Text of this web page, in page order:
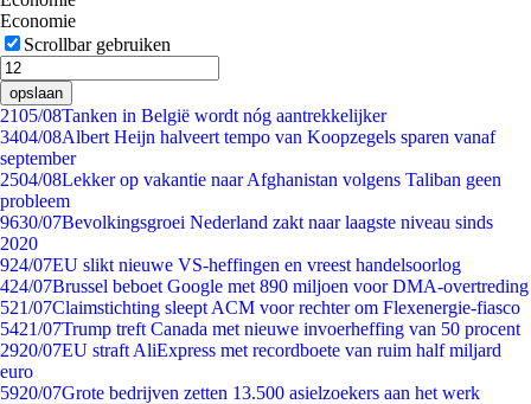
Economie
Scrollbar gebruiken
opslaan
2105/08Tanken in België wordt nóg aantrekkelijker
3404/08Albert Heijn halveert tempo van Koopzegels sparen vanaf
september
2504/08Lekker op vakantie naar Afghanistan volgens Taliban geen
probleem
9630/07Bevolkingsgroei Nederland zakt naar laagste niveau sinds
2020
924/07EU slikt nieuwe VS-heffingen en vreest handelsoorlog
424/07Brussel beboet Google met 890 miljoen voor DMA-overtreding
521/07Claimstichting sleept ACM voor rechter om Flexenergie-fiasco
5421/07Trump treft Canada met nieuwe invoerheffing van 50 procent
2920/07EU straft AliExpress met recordboete van ruim half miljard
euro
5920/07Grote bedrijven zetten 13.500 asielzoekers aan het werk